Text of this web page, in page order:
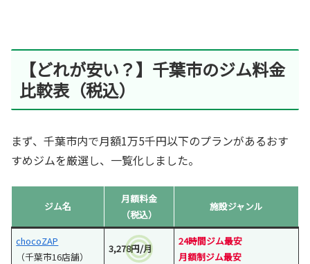
【どれが安い？】千葉市のジム料金
比較表（税込）
まず、千葉市内で月額1万5千円以下のプランがあるおす
すめジムを厳選し、一覧化しました。
ジム名
月額料金
（税込）
施設ジャンル
chocoZAP
（千葉市16店舗）
3,278円/月
24時間ジム最安
月額制ジム最安